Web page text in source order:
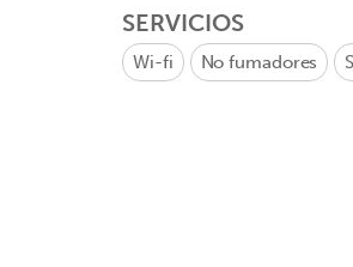
SERVICIOS
Wi-fi No fumadores